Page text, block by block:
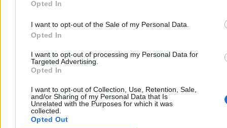
Opted In
I want to opt-out of the Sale of my Personal Data.
Opted In
I want to opt-out of processing my Personal Data for
Targeted Advertising.
Opted In
I want to opt-out of Collection, Use, Retention, Sale,
and/or Sharing of my Personal Data that Is
Unrelated with the Purposes for which it was
collected.
Opted Out
strat. Nowe dane policji
o 18,6 proc. – wynika z danych policji, do których dotarła
„Rzeczpospolita”. Statystyki pokazują jednak, że spadek dotyczy
przede wszystkim drobnych wykroczeń, podczas gdy liczba
poważniejszych kradzieży zmniejszyła się znacznie wolniej.